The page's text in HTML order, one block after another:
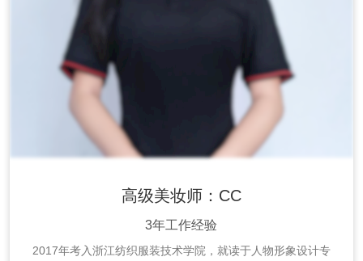
高级美妆师：CC
3年工作经验
2017年考入浙江纺织服装技术学院，就读于人物形象设计专